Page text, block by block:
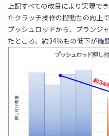
上記すべての改良により実現で
たクラッチ操作の摺動性の向上で
プッシュロッドから、プランジ
たところ、約34％もの低下が確